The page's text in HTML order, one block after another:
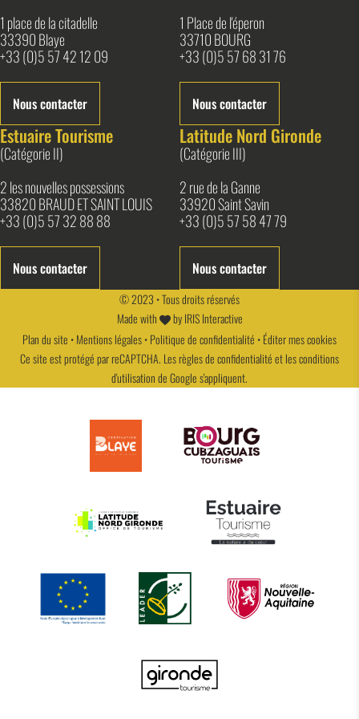
1 place de la citadelle
33390 Blaye
+33 (0)5 57 42 12 09
Nous contacter
1 Place de l'éperon
33710 BOURG
+33 (0)5 57 68 31 76
Nous contacter
Estuaire Tourisme
(Catégorie II)
2 les nouvelles possessions
33820 BRAUD ET SAINT LOUIS
+33 (0)5 57 32 88 88
Nous contacter
Latitude Nord Gironde
(Catégorie III)
2 rue de la Ganne
33920 Saint Savin
+33 (0)5 57 58 47 79
Nous contacter
© 2023 • Tous droits réservés
Made with
byIRIS Interactive
Plan du site •Mentions légales•Politique de confidentialité •Éditer mes cookies
Ce site est protégé par reCAPTCHA. Lesrègles de confidentialitéet lesconditions
d'utilisationde Google s'appliquent.